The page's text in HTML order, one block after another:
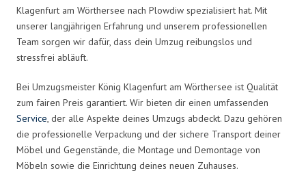
Klagenfurt am Wörthersee nach Plowdiw spezialisiert hat. Mit
unserer langjährigen Erfahrung und unserem professionellen
Team sorgen wir dafür, dass dein Umzug reibungslos und
stressfrei abläuft.
Bei Umzugsmeister König Klagenfurt am Wörthersee ist Qualität
zum fairen Preis garantiert. Wir bieten dir einen umfassenden
Service, der alle Aspekte deines Umzugs abdeckt. Dazu gehören
die professionelle Verpackung und der sichere Transport deiner
Möbel und Gegenstände, die Montage und Demontage von
Möbeln sowie die Einrichtung deines neuen Zuhauses.